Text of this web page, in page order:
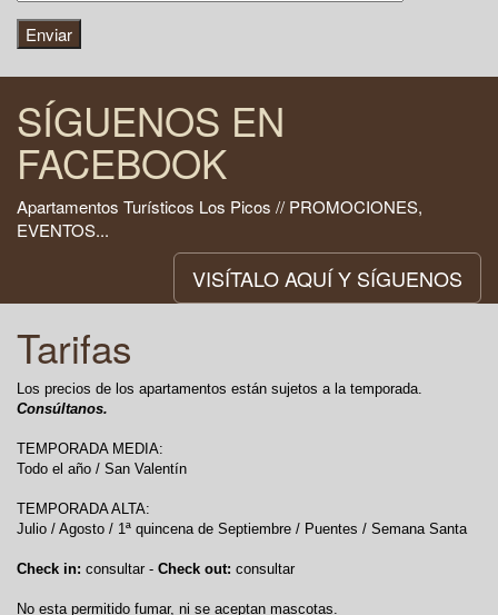
SÍGUENOS EN
FACEBOOK
Apartamentos Turísticos Los Picos // PROMOCIONES,
EVENTOS...
VISÍTALO AQUÍ Y SÍGUENOS
Tarifas
Los precios de los apartamentos están sujetos a la temporada.
Consúltanos.
TEMPORADA MEDIA:
Todo el año / San Valentín
TEMPORADA ALTA:
Julio / Agosto / 1ª quincena de Septiembre / Puentes / Semana Santa
Check in: consultar - Check out: consultar
No esta permitido fumar, ni se aceptan mascotas.